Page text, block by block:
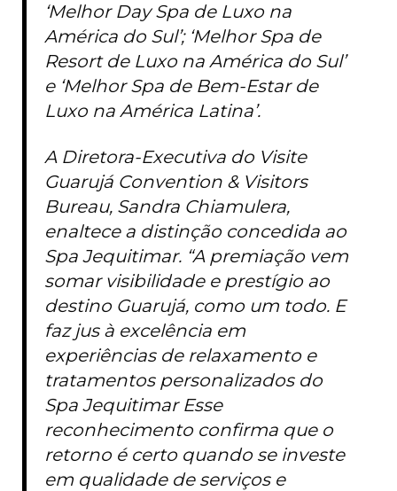
‘Melhor Day Spa de Luxo na
América do Sul’; ‘Melhor Spa de
Resort de Luxo na América do Sul’
e ‘Melhor Spa de Bem-Estar de
Luxo na América Latina’.
A Diretora-Executiva do Visite
Guarujá Convention & Visitors
Bureau, Sandra Chiamulera,
enaltece a distinção concedida ao
Spa Jequitimar. “A premiação vem
somar visibilidade e prestígio ao
destino Guarujá, como um todo. E
faz jus à excelência em
experiências de relaxamento e
tratamentos personalizados do
Spa Jequitimar Esse
reconhecimento confirma que o
retorno é certo quando se investe
em qualidade de serviços e